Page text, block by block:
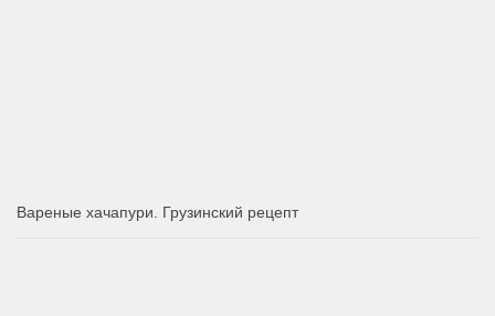
Вареные хачапури. Грузинский рецепт